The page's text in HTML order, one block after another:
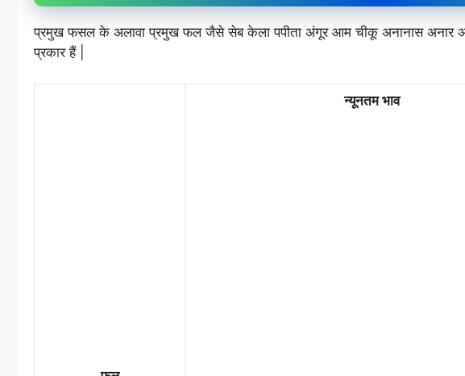
प्रमुख फसल के अलावा प्रमुख फल जैसे सेब केला पपीता अंगूर आम चीकू अनानास अनार
प्रकार हैं |
न्यूनतम भाव